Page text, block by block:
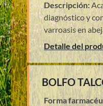
Descripción:
diagnóstico y
varroasis en
Detalle del
BOLFO
Forma